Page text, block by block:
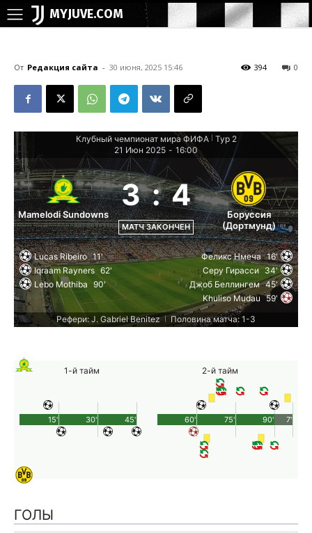
MYJUVE.COM
От Редакция сайта - 30 июня, 2025 15:46 0
394
Клубный чемпионат мира ФИФА
Тур 2
21 Июн 2025 - 16:00
Mamelodi Sundowns
3 : 4
МАТЧ ЗАКОНЧЕН
Боруссия
(Дортмунд)
Lucas Ribeiro 11'
Iqraam Rayners 62'
Lebo Mothiba 90'
Феликс Нмеча 16'
Серу Гирасси 34'
Джоб Беллингем 45'
Khuliso Mudau 59'
Рефери: J. Gabriel Benitez
Половина матча: 1-3
1-й тайм
45'
15' 30'
2-й тайм
90'
60' 75' 7'
ГОЛЫ